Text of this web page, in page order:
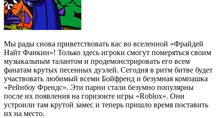
Мы рады снова приветствовать вас во вселенной «Фрайдей
Найт Фанкин»! Только здесь игроки смогут померяться своим
музыкальным талантом и продемонстрировать его всем
фанатам крутых песенных дуэлей. Сегодня в ритм битве будет
участвовать любимый всеми Бойфренд и безумная компашка
«Рейнбоу Френдс». Эти парни стали безумно популярны
после их появления на горизонте игры «Roblox». Они
устроили там крутой замес и теперь пришло время поставить
их на место.